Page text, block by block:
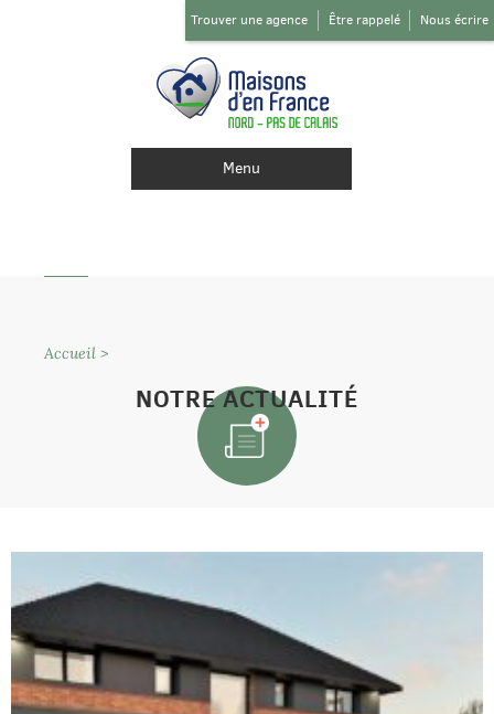
Trouver une agence Être rappelé Nous écrire
Menu
Accueil >
NOTRE ACTUALITÉ